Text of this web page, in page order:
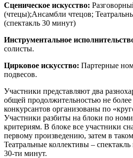
Сценическое искусство:
(чтецы);Ансамбли чтецов;
(спектакль 30 минут)
Инструментальное
солисты.
Цирковое искусство: Партерные
подвесов.
Участники представляют два
общей продолжительностью не
конкурсантов организованы по
Участники разбиты на блоки по
критериям. В блоке все участники
первому произведению, затем в
Театральные коллективы –
30-ти минут.